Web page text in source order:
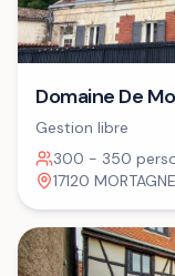
Domaine De
Gestion libre
300 - 350
17120 MORTAGNE